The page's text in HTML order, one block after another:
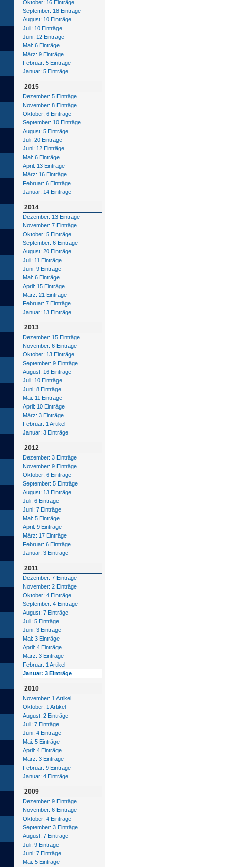
Oktober: 16 Einträge
September: 18 Einträge
August: 10 Einträge
Juli: 10 Einträge
Juni: 12 Einträge
Mai: 6 Einträge
März: 9 Einträge
Februar: 5 Einträge
Januar: 5 Einträge
2015
Dezember: 5 Einträge
November: 8 Einträge
Oktober: 6 Einträge
September: 10 Einträge
August: 5 Einträge
Juli: 20 Einträge
Juni: 12 Einträge
Mai: 6 Einträge
April: 13 Einträge
März: 16 Einträge
Februar: 6 Einträge
Januar: 14 Einträge
2014
Dezember: 13 Einträge
November: 7 Einträge
Oktober: 5 Einträge
September: 6 Einträge
August: 20 Einträge
Juli: 11 Einträge
Juni: 9 Einträge
Mai: 6 Einträge
April: 15 Einträge
März: 21 Einträge
Februar: 7 Einträge
Januar: 13 Einträge
2013
Dezember: 15 Einträge
November: 6 Einträge
Oktober: 13 Einträge
September: 9 Einträge
August: 16 Einträge
Juli: 10 Einträge
Juni: 8 Einträge
Mai: 11 Einträge
April: 10 Einträge
März: 3 Einträge
Februar: 1 Artikel
Januar: 3 Einträge
2012
Dezember: 3 Einträge
November: 9 Einträge
Oktober: 6 Einträge
September: 5 Einträge
August: 13 Einträge
Juli: 6 Einträge
Juni: 7 Einträge
Mai: 5 Einträge
April: 9 Einträge
März: 17 Einträge
Februar: 6 Einträge
Januar: 3 Einträge
2011
Dezember: 7 Einträge
November: 2 Einträge
Oktober: 4 Einträge
September: 4 Einträge
August: 7 Einträge
Juli: 5 Einträge
Juni: 3 Einträge
Mai: 3 Einträge
April: 4 Einträge
März: 3 Einträge
Februar: 1 Artikel
Januar: 3 Einträge
2010
November: 1 Artikel
Oktober: 1 Artikel
August: 2 Einträge
Juli: 7 Einträge
Juni: 4 Einträge
Mai: 5 Einträge
April: 4 Einträge
März: 3 Einträge
Februar: 9 Einträge
Januar: 4 Einträge
2009
Dezember: 9 Einträge
November: 6 Einträge
Oktober: 4 Einträge
September: 3 Einträge
August: 7 Einträge
Juli: 9 Einträge
Juni: 7 Einträge
Mai: 5 Einträge